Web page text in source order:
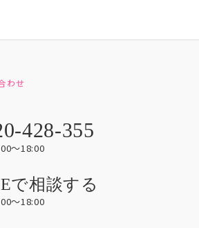
わせ
428-355
〜18:00
で相談する
〜18:00